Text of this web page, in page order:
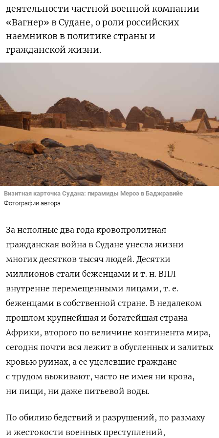
деятельности частной военной компании
«Вагнер» в Судане, о роли российских
наемников в политике страны и
гражданской жизни.
Визитная карточка Судана: пирамиды Мероэ в Баджравийе
Фотографии автора
За неполные два года кровопролитная
гражданская война в Судане унесла жизни
многих десятков тысяч людей. Десятки
миллионов стали беженцами и т. н. ВПЛ —
внутренне перемещенными лицами, т. е.
беженцами в собственной стране. В недалеком
прошлом крупнейшая и богатейшая страна
Африки, второго по величине континента мира,
сегодня почти вся лежит в обугленных и залитых
кровью руинах, а ее уцелевшие граждане
с трудом выживают, часто не имея ни крова,
ни пищи, ни даже питьевой воды.
По обилию бедствий и разрушений, по размаху
и жестокости военных преступлений,